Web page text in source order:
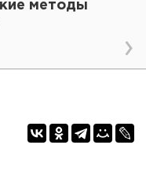
методы